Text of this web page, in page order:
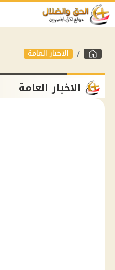
الاخبار العامة
الاخبار العامة